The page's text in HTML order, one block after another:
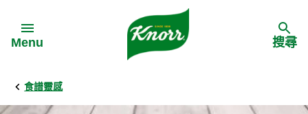
Menu
Back
Back
Back
搜尋
食譜靈感